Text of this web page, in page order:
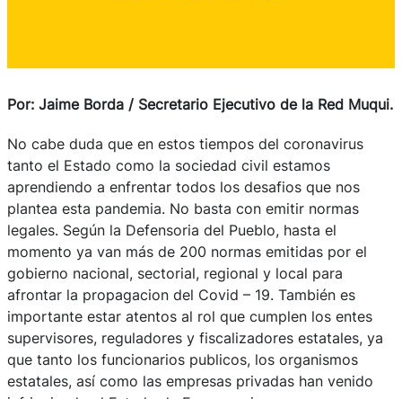
Por: Jaime Borda / Secretario Ejecutivo de la Red Muqui.
No cabe duda que en estos tiempos del coronavirus
tanto el Estado como la sociedad civil estamos
aprendiendo a enfrentar todos los desafios que nos
plantea esta pandemia. No basta con emitir normas
legales. Según la Defensoria del Pueblo, hasta el
momento ya van más de 200 normas emitidas por el
gobierno nacional, sectorial, regional y local para
afrontar la propagacion del Covid – 19. También es
importante estar atentos al rol que cumplen los entes
supervisores, reguladores y fiscalizadores estatales, ya
que tanto los funcionarios publicos, los organismos
estatales, así como las empresas privadas han venido